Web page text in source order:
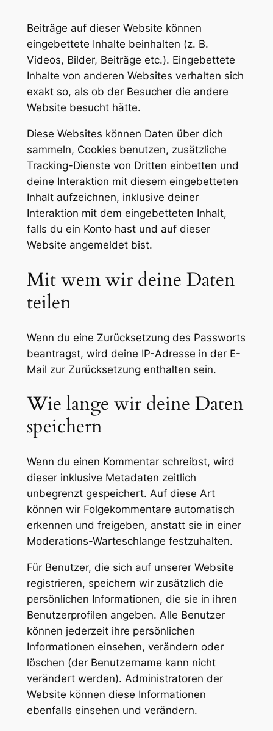
Beiträge auf dieser Website können
eingebettete Inhalte beinhalten (z. B.
Videos, Bilder, Beiträge etc.). Eingebettete
Inhalte von anderen Websites verhalten sich
exakt so, als ob der Besucher die andere
Website besucht hätte.
Diese Websites können Daten über dich
sammeln, Cookies benutzen, zusätzliche
Tracking-Dienste von Dritten einbetten und
deine Interaktion mit diesem eingebetteten
Inhalt aufzeichnen, inklusive deiner
Interaktion mit dem eingebetteten Inhalt,
falls du ein Konto hast und auf dieser
Website angemeldet bist.
Mit wem wir deine Daten
teilen
Wenn du eine Zurücksetzung des Passworts
beantragst, wird deine IP-Adresse in der E-
Mail zur Zurücksetzung enthalten sein.
Wie lange wir deine Daten
speichern
Wenn du einen Kommentar schreibst, wird
dieser inklusive Metadaten zeitlich
unbegrenzt gespeichert. Auf diese Art
können wir Folgekommentare automatisch
erkennen und freigeben, anstatt sie in einer
Moderations-Warteschlange festzuhalten.
Für Benutzer, die sich auf unserer Website
registrieren, speichern wir zusätzlich die
persönlichen Informationen, die sie in ihren
Benutzerprofilen angeben. Alle Benutzer
können jederzeit ihre persönlichen
Informationen einsehen, verändern oder
löschen (der Benutzername kann nicht
verändert werden). Administratoren der
Website können diese Informationen
ebenfalls einsehen und verändern.